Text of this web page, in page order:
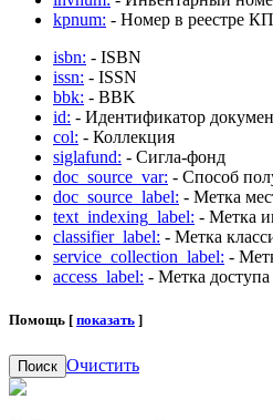
kpnum: - Номер в реестре КП
isbn: - ISBN
issn: - ISSN
bbk: - BBK
id: - Идентификатор
col: - Коллекция
siglafund: - Сигла-фонд
doc_source_var: - Способ
doc_source_label: - Метка
text_indexing_label: - Метка
classifier_label: - Метка
service_collection_label: -
access_label: - Метка доступа
Помощь [ показать ]
Поиск Очистить